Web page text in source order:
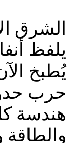
الشرق
يلفظ
يُطبخ
حرب
هندسة
والطاقة